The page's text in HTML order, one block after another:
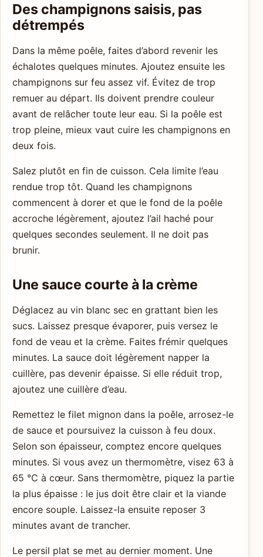
Des champignons saisis, pas
détrempés
Dans la même poêle, faites d’abord revenir les
échalotes quelques minutes. Ajoutez ensuite les
champignons sur feu assez vif. Évitez de trop
remuer au départ. Ils doivent prendre couleur
avant de relâcher toute leur eau. Si la poêle est
trop pleine, mieux vaut cuire les champignons en
deux fois.
Salez plutôt en fin de cuisson. Cela limite l’eau
rendue trop tôt. Quand les champignons
commencent à dorer et que le fond de la poêle
accroche légèrement, ajoutez l’ail haché pour
quelques secondes seulement. Il ne doit pas
brunir.
Une sauce courte à la crème
Déglacez au vin blanc sec en grattant bien les
sucs. Laissez presque évaporer, puis versez le
fond de veau et la crème. Faites frémir quelques
minutes. La sauce doit légèrement napper la
cuillère, pas devenir épaisse. Si elle réduit trop,
ajoutez une cuillère d’eau.
Remettez le filet mignon dans la poêle, arrosez-le
de sauce et poursuivez la cuisson à feu doux.
Selon son épaisseur, comptez encore quelques
minutes. Si vous avez un thermomètre, visez 63 à
65 °C à cœur. Sans thermomètre, piquez la partie
la plus épaisse : le jus doit être clair et la viande
encore souple. Laissez-la ensuite reposer 3
minutes avant de trancher.
Le persil plat se met au dernier moment. Une